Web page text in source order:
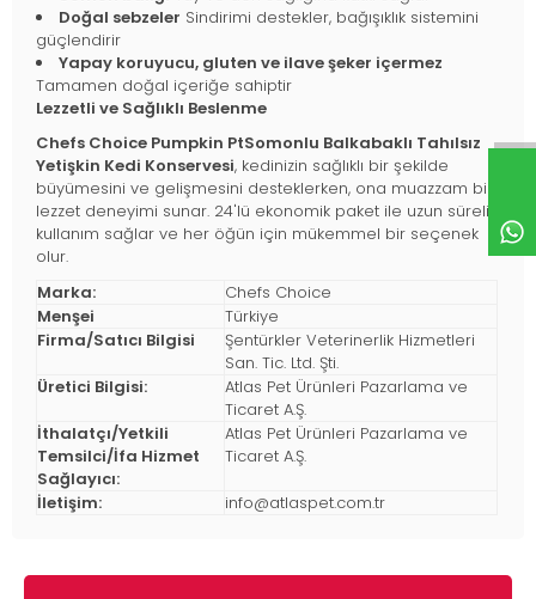
Doğal sebzeler Sindirimi destekler, bağışıklık sistemini
güçlendirir
Yapay koruyucu, gluten ve ilave şeker içermez
Tamamen doğal içeriğe sahiptir
Lezzetli ve Sağlıklı Beslenme
Chefs Choice Pumpkin PtSomonlu Balkabaklı Tahılsız
Yetişkin Kedi Konservesi, kedinizin sağlıklı bir şekilde
büyümesini ve gelişmesini desteklerken, ona muazzam bir
lezzet deneyimi sunar. 24'lü ekonomik paket ile uzun süreli
kullanım sağlar ve her öğün için mükemmel bir seçenek
olur.
Marka:
Chefs Choice
Menşei
Türkiye
Firma/Satıcı Bilgisi
Şentürkler Veterinerlik Hizmetleri
San. Tic. Ltd. Şti.
Üretici Bilgisi:
Atlas Pet Ürünleri Pazarlama ve
Ticaret A.Ş.
İthalatçı/Yetkili
Temsilci/İfa Hizmet
Sağlayıcı:
Atlas Pet Ürünleri Pazarlama ve
Ticaret A.Ş.
İletişim: info@atlaspet.com.tr